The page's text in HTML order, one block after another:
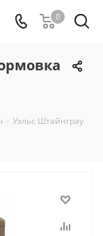
0
- Уэльс Штайнграу